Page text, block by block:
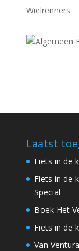
Wielrenners
Laatst
Fiets in de
Fiets in de
Special
Boek Het
Fiets in de
Van